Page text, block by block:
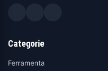
Categorie
Ferramenta